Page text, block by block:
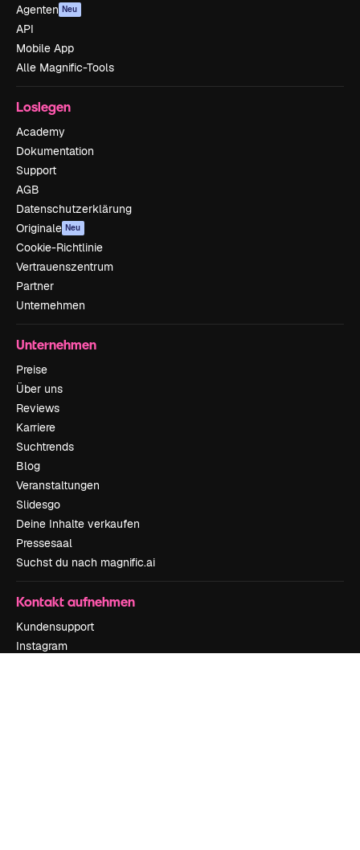
Agenten Neu
API
Mobile App
Alle Magnific-Tools
Loslegen
Academy
Dokumentation
Support
AGB
Datenschutzerklärung
Originale Neu
Cookie-Richtlinie
Vertrauenszentrum
Partner
Unternehmen
Unternehmen
Preise
Über uns
Reviews
Karriere
Suchtrends
Blog
Veranstaltungen
Slidesgo
Deine Inhalte verkaufen
Pressesaal
Suchst du nach magnific.ai
Kontakt aufnehmen
Kundensupport
Instagram